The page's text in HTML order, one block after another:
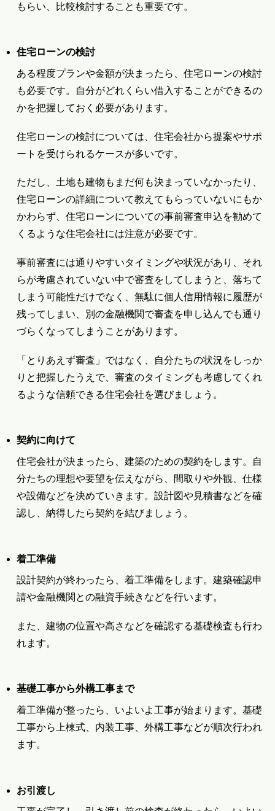
もらい、比較検討することも重要です。
住宅ローンの検討
ある程度プランや金額が決まったら、住宅ローンの検討
も必要です。自分がどれくらい借入することができるの
かを把握しておく必要があります。
住宅ローンの検討については、住宅会社から提案やサポ
ートを受けられるケースが多いです。
ただし、土地も建物もまだ何も決まっていなかったり、
住宅ローンの詳細について教えてもらっていないにもか
かわらず、住宅ローンについての事前審査申込を勧めて
くるような住宅会社には注意が必要です。
事前審査には通りやすいタイミングや状況があり、それ
らが考慮されていない中で審査をしてしまうと、落ちて
しまう可能性だけでなく、無駄に個人信用情報に履歴が
残ってしまい、別の金融機関で審査を申し込んでも通り
づらくなってしまうことがあります。
「とりあえず審査」ではなく、自分たちの状況をしっか
りと把握したうえで、審査のタイミングも考慮してくれ
るような信頼できる住宅会社を選びましょう。
契約に向けて
住宅会社が決まったら、建築のための契約をします。自
分たちの理想や要望を伝えながら、間取りや外観、仕様
や設備などを決めていきます。設計図や見積書などを確
認し、納得したら契約を結びましょう。
着工準備
設計契約が終わったら、着工準備をします。建築確認申
請や金融機関との融資手続きなどを行います。
また、建物の位置や高さなどを確認する基礎検査も行わ
れます。
基礎工事から外構工事まで
着工準備が整ったら、いよいよ工事が始まります。基礎
工事から上棟式、内装工事、外構工事などが順次行われ
ます。
お引渡し